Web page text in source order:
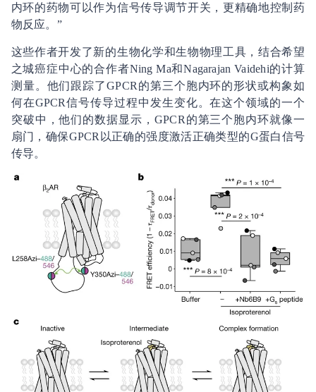
内环的药物可以作为信号传导调节开关，更精确地控制药
物反应。”
这些作者开发了新的生物化学和生物物理工具，结合希望
之城癌症中心的合作者Ning Ma和Nagarajan Vaidehi的计算
测量。他们跟踪了GPCR的第三个胞内环的形状或构象如
何在GPCR信号传导过程中发生变化。在这个领域的一个
突破中，他们的数据显示，GPCR的第三个胞内环就像一
扇门，确保GPCR以正确的强度激活正确类型的G蛋白信号
传导。